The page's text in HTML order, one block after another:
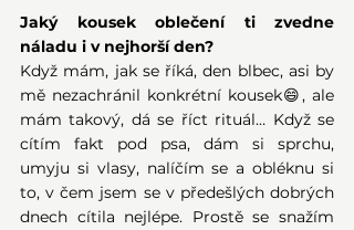
Jaký kousek oblečení ti zvedne
náladu i v nejhorší den?
Když mám, jak se říká, den blbec, asi by
mě nezachránil konkrétní kousek😄, ale
mám takový, dá se říct rituál… Když se
cítím fakt pod psa, dám si sprchu,
umyju si vlasy, nalíčím se a obléknu si
to, v čem jsem se v předešlých dobrých
dnech cítila nejlépe. Prostě se snažím